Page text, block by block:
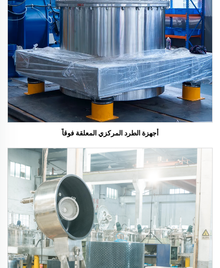
أجهزة الطرد المركزي المعلقة فوقاً